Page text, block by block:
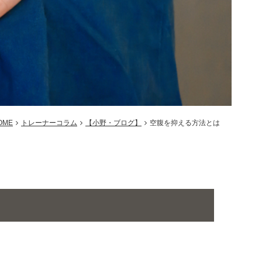
トレーナーコラム 【小野・ブログ】 空腹を抑える方法とは